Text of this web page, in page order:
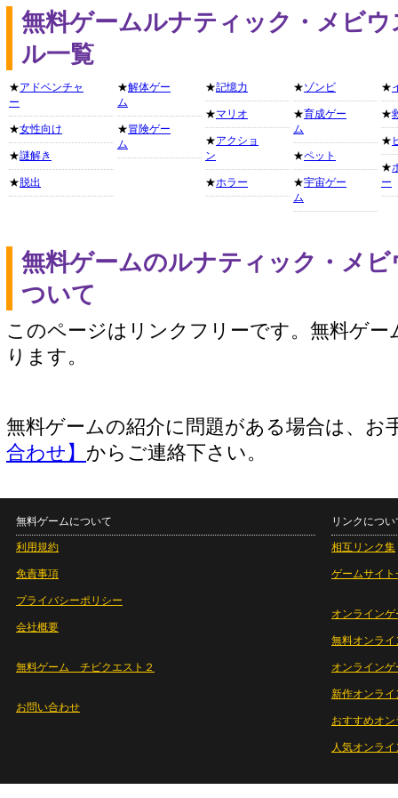
無料ゲームルナティック・メビ
ル一覧
★アドベンチャ
ー
★女性向け
★謎解き
★ 脱出
★解体ゲー
ム
★冒険ゲー
ム
★記憶力
★マリオ
★アクショ
ン
★ホラー
★ゾンビ
★育成ゲー
ム
★ペット
★宇宙ゲー
ム
★
★
★
★
ー
無料ゲームのルナティック・メ
ついて
このページはリンクフリーです。無料ゲー
ります。
無料ゲームの紹介に問題がある場合は、お
合わせ】 からご連絡下さい。
無料ゲームについて
利用規約
免責事項
プライバシーポリシー
会社概要
無料ゲーム チビクエスト２
お問い合わせ
リンクについ
相互リンク集
ゲームサイト
オンラインゲ
無料オンライ
オンライン
新作オンライ
おすすめオ
人気オンラ